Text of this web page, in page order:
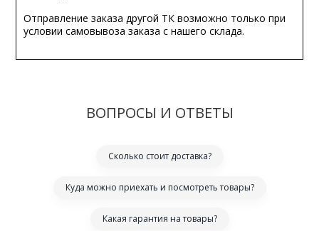
Отправление заказа другой ТК возможно только при
условии самовывоза заказа с нашего склада.
ВОПРОСЫ И ОТВЕТЫ
Сколько стоит доставка?
Куда можно приехать и посмотреть товары?
Какая гарантия на товары?